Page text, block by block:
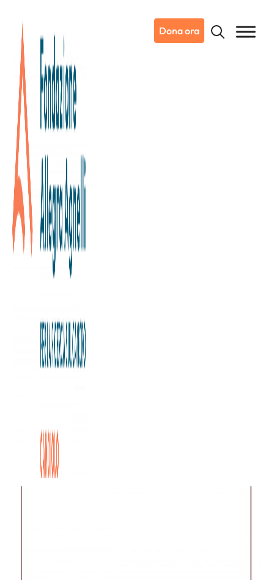
Dona ora
16/01/2024
Dicono di noi
A Candiolo nuovi spazi per la
ricerca
Terminati i lavori del primo lotto del piano di sviluppo
cura e ricerca oncologica dell’Istituto di Candiolo – IRCCS.